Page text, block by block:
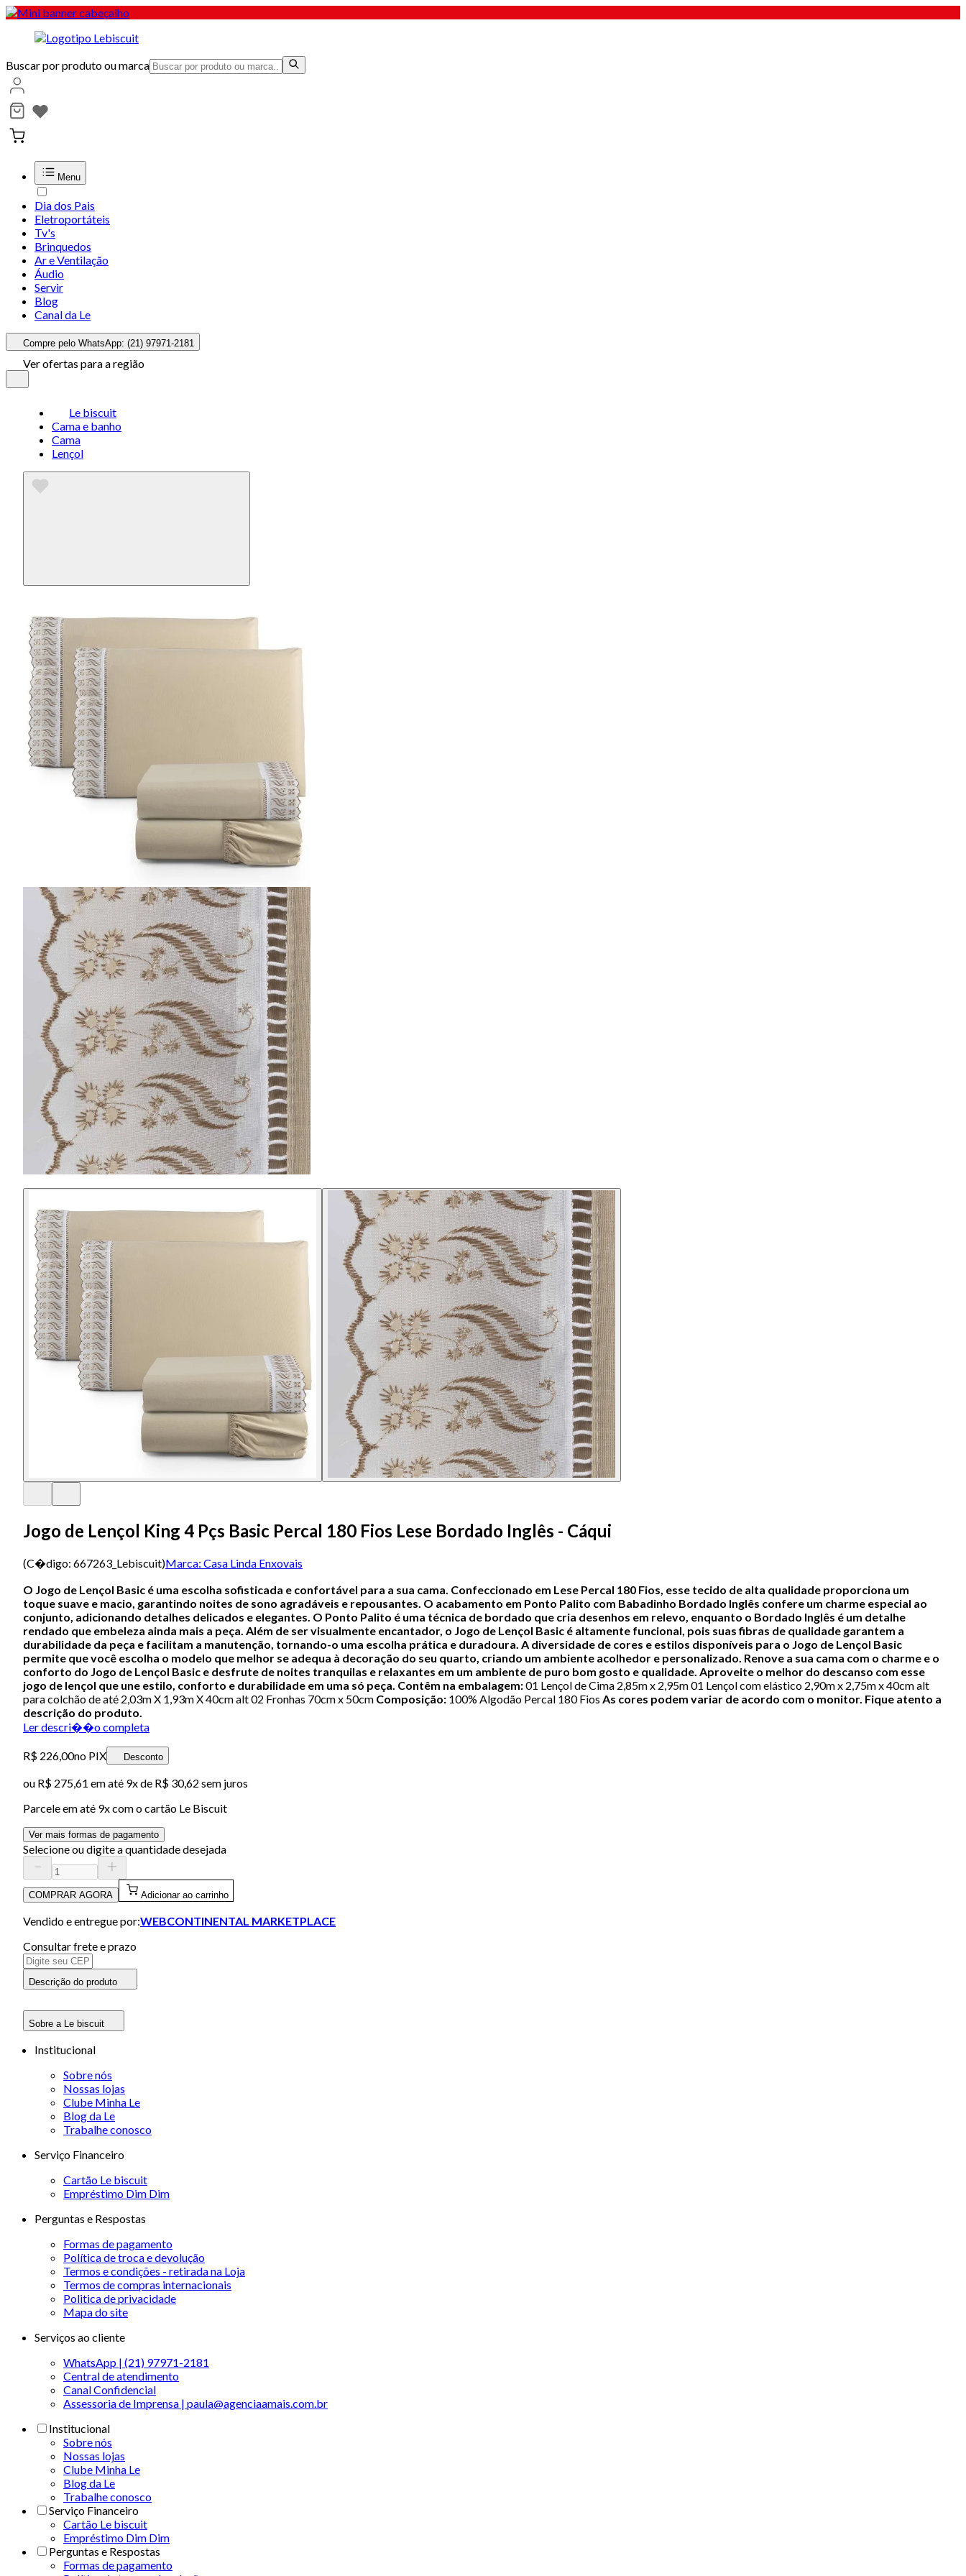
Buscar por produto ou marca
Menu
Dia dos Pais
Eletroportáteis
Tv's
Brinquedos
Ar e Ventilação
Áudio
Servir
Blog
Canal da Le
Compre pelo WhatsApp: (21) 97971-2181
Ver ofertas para a região
Le biscuit
Cama e banho
Cama
Lençol
Jogo de Lençol King 4 Pçs Basic Percal 180 Fios Lese Bordado Inglês - Cáqui
(C�digo: 667263_Lebiscuit)Marca: Casa Linda Enxovais
O Jogo de Lençol Basic é uma escolha sofisticada e confortável para a sua cama. Confeccionado em Lese Percal 180 Fios, esse tecido de alta qualidade proporciona um
toque suave e macio, garantindo noites de sono agradáveis e repousantes. O acabamento em Ponto Palito com Babadinho Bordado Inglês confere um charme especial ao
conjunto, adicionando detalhes delicados e elegantes. O Ponto Palito é uma técnica de bordado que cria desenhos em relevo, enquanto o Bordado Inglês é um detalhe
rendado que embeleza ainda mais a peça. Além de ser visualmente encantador, o Jogo de Lençol Basic é altamente funcional, pois suas fibras de qualidade garantem a
durabilidade da peça e facilitam a manutenção, tornando-o uma escolha prática e duradoura. A diversidade de cores e estilos disponíveis para o Jogo de Lençol Basic
permite que você escolha o modelo que melhor se adequa à decoração do seu quarto, criando um ambiente acolhedor e personalizado. Renove a sua cama com o charme e o
conforto do Jogo de Lençol Basic e desfrute de noites tranquilas e relaxantes em um ambiente de puro bom gosto e qualidade. Aproveite o melhor do descanso com esse
jogo de lençol que une estilo, conforto e durabilidade em uma só peça. Contêm na embalagem:01 Lençol de Cima 2,85m x 2,95m 01 Lençol com elástico 2,90m x 2,75m x 40cm alt
para colchão de até 2,03m X 1,93m X 40cm alt 02 Fronhas 70cm x 50cm Composição: 100% Algodão Percal 180 Fios As cores podem variar de acordo com o monitor. Fique atento a
descrição do produto.
Ler descri��o completa
R$ 226,00no PIX Desconto
ou R$ 275,61 em até 9x de R$ 30,62 sem juros
Parcele em até 9x com o cartão Le Biscuit
Ver mais formas de pagamento
Selecione ou digite a quantidade desejada
COMPRAR AGORA Adicionar ao carrinho
Vendido e entregue por:WEBCONTINENTAL MARKETPLACE
Consultar frete e prazo
Descrição do produto
Sobre a Le biscuit
Institucional
Sobre nós
Nossas lojas
Clube Minha Le
Blog da Le
Trabalhe conosco
Serviço Financeiro
Cartão Le biscuit
Empréstimo Dim Dim
Perguntas e Respostas
Formas de pagamento
Política de troca e devolução
Termos e condições - retirada na Loja
Termos de compras internacionais
Politica de privacidade
Mapa do site
Serviços ao cliente
WhatsApp | (21) 97971-2181
Central de atendimento
Canal Confidencial
Assessoria de Imprensa | paula@agenciaamais.com.br
Institucional
Sobre nós
Nossas lojas
Clube Minha Le
Blog da Le
Trabalhe conosco
Serviço Financeiro
Cartão Le biscuit
Empréstimo Dim Dim
Perguntas e Respostas
Formas de pagamento